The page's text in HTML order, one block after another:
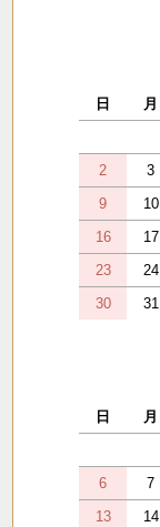
日 月
2
3
9
10
16
17
23
24
30
31
日 月
6
7
13
14